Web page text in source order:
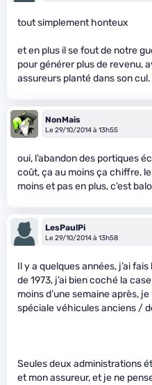
tout simplement honteux
et en plus il se fout de notre
pour générer plus de revenu,
assureurs planté dans son cul.
NonMais
Le 29/10/2014 à 13h55
oui, l’abandon des portiques
coût, ça au moins ça chiffre,
moins et pas en plus, c’est balo
LesPaulPi
Le 29/10/2014 à 13h58
Il y a quelques années, j’ai
de 1973, j’ai bien coché la
moins d’une semaine après,
spéciale véhicules anciens /
Seules deux administrations
et mon assureur, et je ne